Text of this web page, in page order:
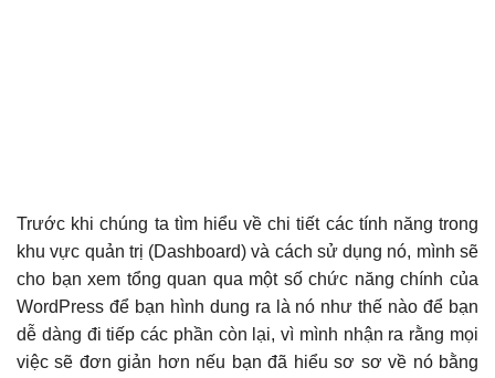
Trước khi chúng ta tìm hiểu về chi tiết các tính năng trong
khu vực quản trị (Dashboard) và cách sử dụng nó, mình sẽ
cho bạn xem tổng quan qua một số chức năng chính của
WordPress để bạn hình dung ra là nó như thế nào để bạn
dễ dàng đi tiếp các phần còn lại, vì mình nhận ra rằng mọi
việc sẽ đơn giản hơn nếu bạn đã hiểu sơ sơ về nó bằng